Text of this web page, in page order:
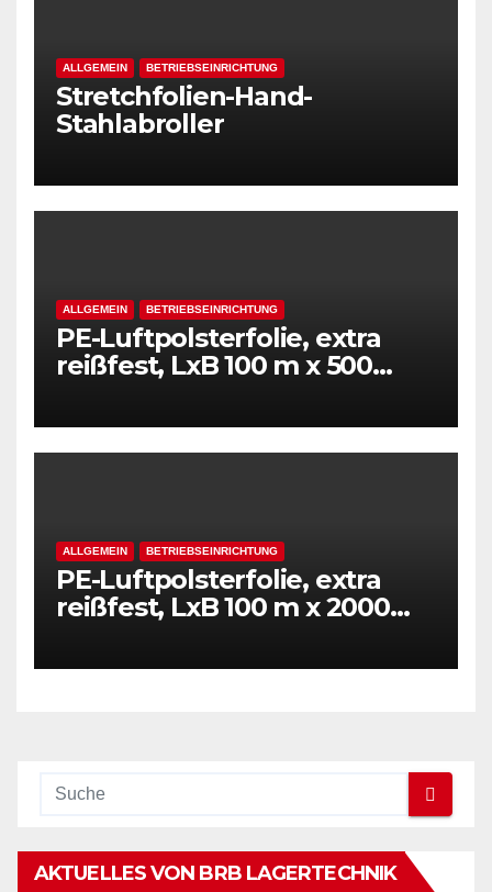
ALLGEMEIN BETRIEBSEINRICHTUNG
Stretchfolien-Hand-
Stahlabroller
ALLGEMEIN BETRIEBSEINRICHTUNG
PE-Luftpolsterfolie, extra
reißfest, LxB 100 m x 500
Folie, transparent
ALLGEMEIN BETRIEBSEINRICHTUNG
PE-Luftpolsterfolie, extra
reißfest, LxB 100 m x 2000
Folie, transparent
AKTUELLES VON BRB LAGERTECHNIK